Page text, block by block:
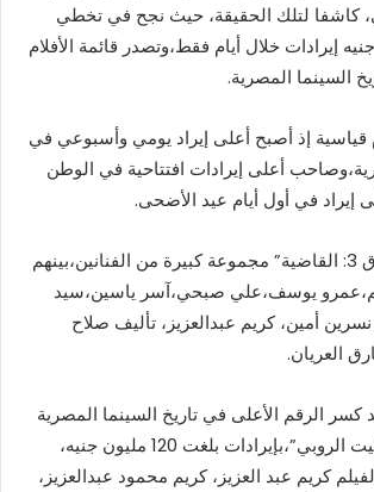
كاشفا لتلك الحقيقة، حيث نجح في تخطي
مليون جنيه إيرادات خلال أيام فقط،وتصدر قائمة الأفلام
السينما المصرية.
إذ أصبح أعلى إيراد يومي وأسبوعي في
أعلى إيرادات افتتاحية في الوطن
إيراد في أول أيام عيد الأضحى.
ويضم فيلم “ولاد رزق 3: القاضية” مجموعة كبيرة من الفنانين،بينهم
يوسف،علي صبحي،آسر ياسين،سيد
أمين، كريم عبدالعزيز، تأليف صلاح
العريان.
3” كان قد كسر الرقم الأعلى في تاريخ السينما المصرية
والذي حققه فيلم “بيت الروبي”،بإيرادات بلغت 120 مليون جنيه،
كريم عبد العزيز، كريم محمود عبدالعزيز،